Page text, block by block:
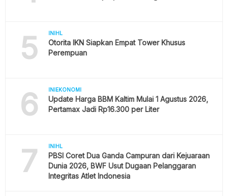
5 INIHL
Otorita IKN Siapkan Empat Tower Khusus
Perempuan
6 INIEKONOMI
Update Harga BBM Kaltim Mulai 1 Agustus 2026,
Pertamax Jadi Rp16.300 per Liter
7 INIHL
PBSI Coret Dua Ganda Campuran dari Kejuaraan
Dunia 2026, BWF Usut Dugaan Pelanggaran
Integritas Atlet Indonesia